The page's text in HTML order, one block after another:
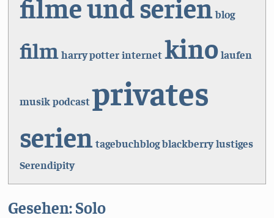
filme und serien blog
filmharry potterinternetkinolaufen
musikpodcastprivates
serien tagebuchblogblackberrylustiges
Serendipity
Gesehen: Solo